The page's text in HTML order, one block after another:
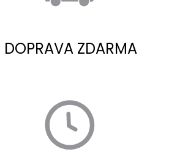
DOPRAVA ZDARMA